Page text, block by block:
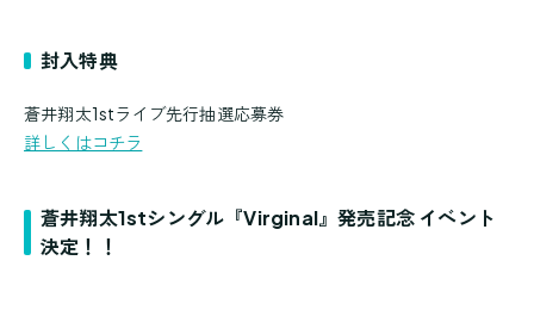
封入特典
蒼井翔太1stライブ先行抽選応募券
詳しくはコチラ
蒼井翔太1stシングル『Virginal』発売記念 イベント
決定！！